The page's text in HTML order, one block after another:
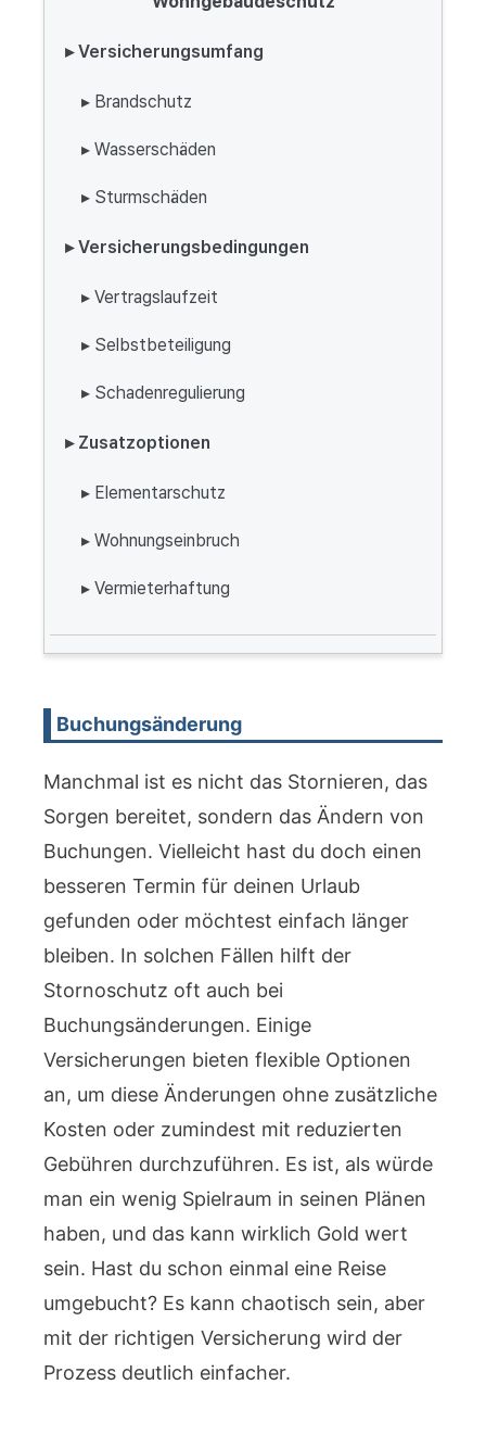
▸ Versicherungsumfang
▸ Brandschutz
▸ Wasserschäden
▸ Sturmschäden
▸ Versicherungsbedingungen
▸ Vertragslaufzeit
▸ Selbstbeteiligung
▸ Schadenregulierung
▸ Zusatzoptionen
▸ Elementarschutz
▸ Wohnungseinbruch
▸ Vermieterhaftung
Buchungsänderung
Manchmal ist es nicht das Stornieren, das
Sorgen bereitet, sondern das Ändern von
Buchungen. Vielleicht hast du doch einen
besseren Termin für deinen Urlaub
gefunden oder möchtest einfach länger
bleiben. In solchen Fällen hilft der
Stornoschutz oft auch bei
Buchungsänderungen. Einige
Versicherungen bieten flexible Optionen
an, um diese Änderungen ohne zusätzliche
Kosten oder zumindest mit reduzierten
Gebühren durchzuführen. Es ist, als würde
man ein wenig Spielraum in seinen Plänen
haben, und das kann wirklich Gold wert
sein. Hast du schon einmal eine Reise
umgebucht? Es kann chaotisch sein, aber
mit der richtigen Versicherung wird der
Prozess deutlich einfacher.